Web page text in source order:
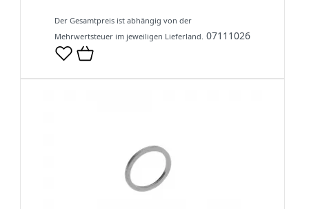
Der Gesamtpreis ist abhängig von der
Mehrwertsteuer im jeweiligen Lieferland. 07111026